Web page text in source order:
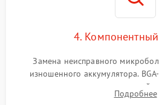
4.
Замена неисправного
изношенного аккумулятора.
контроллеров на материнской
разъемов и кнопок, замена
Подробнее